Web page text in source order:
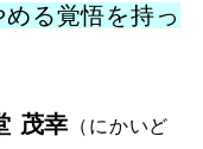
める覚悟を持っ
茂幸 （にかいど